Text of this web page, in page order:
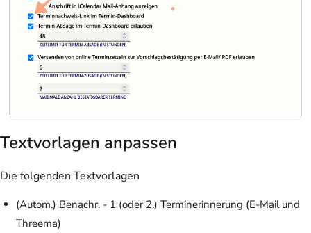
Textvorlagen anpassen
Die folgenden Textvorlagen
(Autom.) Benachr. - 1 (oder 2.) Terminerinnerung (E-Mail und
Threema)